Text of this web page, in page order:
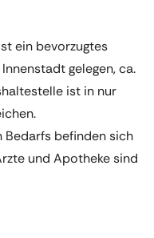
ein bevorzugtes
gelegen, ca.
ist in nur
Bedarfs befinden sich
und Apotheke sind